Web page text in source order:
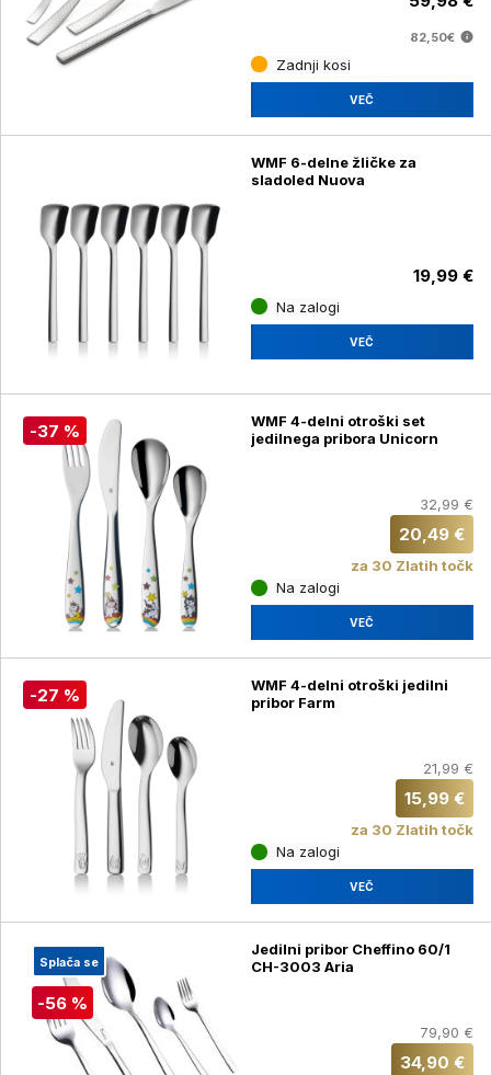
82,50€
Zadnji kosi
VEČ
WMF 6-delne žličke za
sladoled Nuova
19,99 €
Na zalogi
VEČ
-37 %
WMF 4-delni otroški set
jedilnega pribora Unicorn
32,99 €
20,49 €
za 30 Zlatih točk
Na zalogi
VEČ
-27 %
WMF 4-delni otroški jedilni
pribor Farm
21,99 €
15,99 €
za 30 Zlatih točk
Na zalogi
VEČ
Splača se
-56 %
Jedilni pribor Cheffino 60/1
CH-3003 Aria
79,90 €
34,90 €